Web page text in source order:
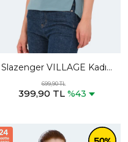
Slazenger VILLAGE Kadın
Oversıze Su Yeşili Tişört
699,90 TL
399,90 TL %43